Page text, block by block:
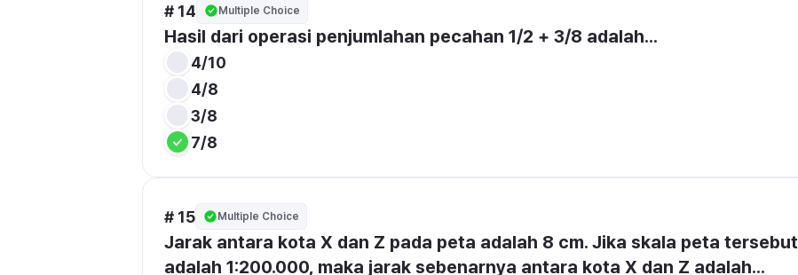
# 14 Multiple Choice
Hasil dari operasi penjumlahan pecahan 1/2 + 3/8 adalah...
4/10
4/8
3/8
7/8
# 15 Multiple Choice
Jarak antara kota X dan Z pada peta adalah 8 cm. Jika skala peta tersebut
adalah 1:200.000, maka jarak sebenarnya antara kota X dan Z adalah...